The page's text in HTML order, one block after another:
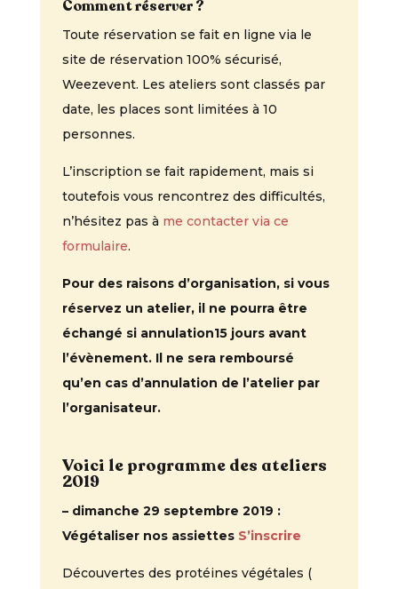
Comment réserver ?
Toute réservation se fait en ligne via le
site de réservation 100% sécurisé,
Weezevent. Les ateliers sont classés par
date, les places sont limitées à 10
personnes.
L’inscription se fait rapidement, mais si
toutefois vous rencontrez des difficultés,
n’hésitez pas à me contacter via ce
formulaire.
Pour des raisons d’organisation, si vous
réservez un atelier, il ne pourra être
échangé si annulation15 jours avant
l’évènement. Il ne sera remboursé
qu’en cas d’annulation de l’atelier par
l’organisateur.
Voici le programme des ateliers
2019
– dimanche 29 septembre 2019 :
Végétaliser nos assiettes S’inscrire
Découvertes des protéines végétales (